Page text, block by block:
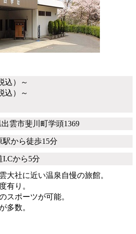
込）～
込）～
雲市斐川町学頭1369
から徒歩15分
から5分
社に近い温泉自慢の旅館。
有り。
スポーツが可能。
多数。